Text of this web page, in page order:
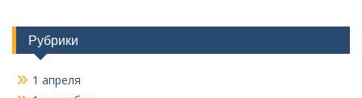
Рубрики
1 апреля